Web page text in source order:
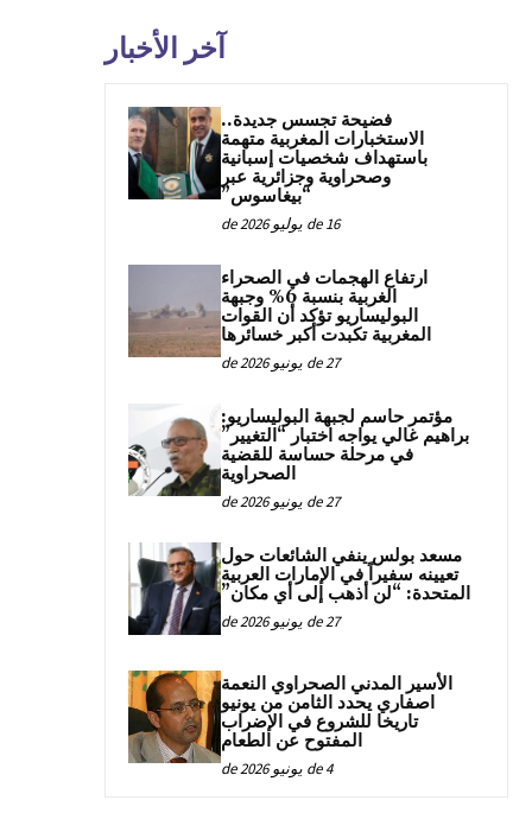
آخر الأخبار
فضيحة تجسس جديدة..
الاستخبارات المغربية متهمة
باستهداف شخصيات إسبانية
وصحراوية وجزائرية عبر
“بيغاسوس”
16 de يوليو de 2026
ارتفاع الهجمات في الصحراء
الغربية بنسبة 6% وجبهة
البوليساريو تؤكد أن القوات
المغربية تكبدت أكبر خسائرها
27 de يونيو de 2026
مؤتمر حاسم لجبهة البوليساريو:
براهيم غالي يواجه اختبار “التغيير”
في مرحلة حساسة للقضية
الصحراوية
27 de يونيو de 2026
مسعد بولس ينفي الشائعات حول
تعيينه سفيراً في الإمارات العربية
المتحدة: “لن أذهب إلى أي مكان”
27 de يونيو de 2026
الأسير المدني الصحراوي النعمة
اصفاري يحدد الثامن من يونيو
تاريخا للشروع في الإضراب
المفتوح عن الطعام
4 de يونيو de 2026